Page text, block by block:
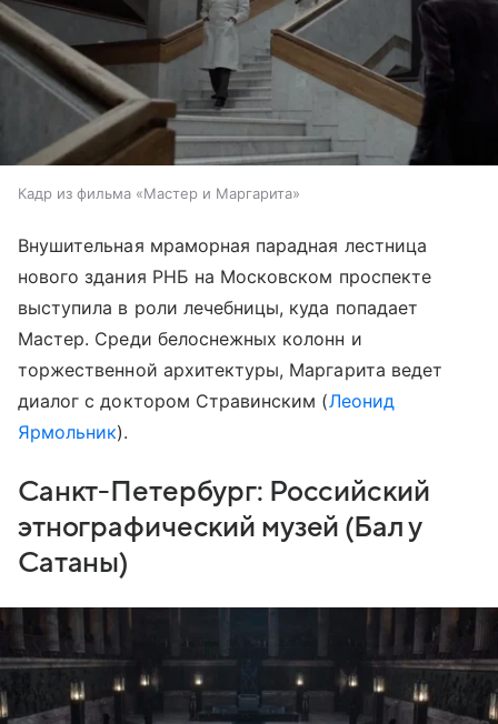
Кадр из фильма «Мастер и Маргарита»
Внушительная мраморная парадная лестница
нового здания РНБ на Московском проспекте
выступила в роли лечебницы, куда попадает
Мастер. Среди белоснежных колонн и
торжественной архитектуры, Маргарита ведет
диалог с доктором Стравинским (Леонид
Ярмольник).
Санкт-Петербург: Российский
этнографический музей (Бал у
Сатаны)